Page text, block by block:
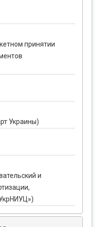
принятии
Украины)
и